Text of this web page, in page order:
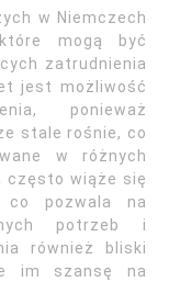
w Niemczech
mogą być
zatrudnienia
jest możliwość
ponieważ
stale rośnie, co
w różnych
często wiąże się
co pozwala na
potrzeb i
również bliski
im szansę na